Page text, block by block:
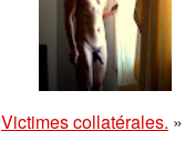
Victimes collatérales. »